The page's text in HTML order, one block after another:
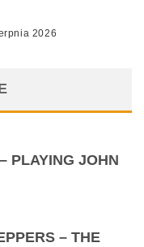
2026
PLAYING JOHN
– THE